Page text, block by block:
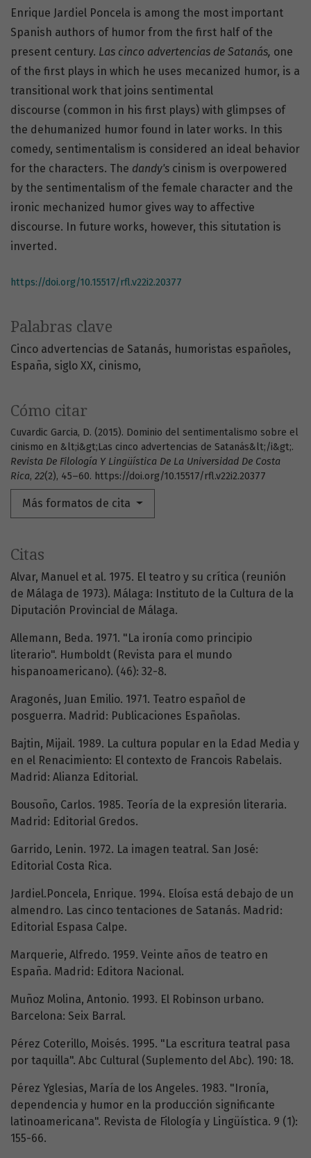
Palabras clave
Cinco advertencias de Satanás
humoristas españoles
España siglo XX cinismo
Cómo citar
Cuvardic Garcia, D. (2015). Dominio del sentimentalismo sobre el
cinismo en &lt;i&gt;Las cinco advertencias de Satanás&lt;/i&gt;.
Revista De Filología Y Lingüística De La Universidad De Costa
Rica, 22(2), 45–60. https://doi.org/10.15517/rfl.v22i2.20377
Más formatos de cita
Enrique Jardiel Poncela is among the most important
Spanish authors of humor from the first half of the
present century. Las cinco advertencias de Satanás, one
of the first plays in which he uses mecanized humor, is a
transitional work that joins sentimental
discourse (common in his first plays) with glimpses of
the dehumanized humor found in later works. In this
comedy, sentimentalism is considered an ideal behavior
for the characters. The dandy's cinism is overpowered
by the sentimentalism of the female character and the
ironic mechanized humor gives way to affective
discourse. In future works, however, this situtation is
inverted.
https://doi.org/10.15517/rfl.v22i2.20377
Citas
Alvar, Manuel et al. 1975. El teatro y su crítica (reunión
de Málaga de 1973). Málaga: Instituto de la Cultura de la
Diputación Provincial de Málaga.
Allemann, Beda. 1971. "La ironía como principio
literario". Humboldt (Revista para el mundo
hispanoamericano). (46): 32-8.
Aragonés, Juan Emilio. 1971. Teatro español de
posguerra. Madrid: Publicaciones Españolas.
Bajtin, Mijail. 1989. La cultura popular en la Edad Media y
en el Renacimiento: El contexto de Francois Rabelais.
Madrid: Alianza Editorial.
Bousoño, Carlos. 1985. Teoría de la expresión literaria.
Madrid: Editorial Gredos.
Garrido, Lenin. 1972. La imagen teatral. San José:
Editorial Costa Rica.
Jardiel.Poncela, Enrique. 1994. Eloísa está debajo de un
almendro. Las cinco tentaciones de Satanás. Madrid:
Editorial Espasa Calpe.
Marquerie, Alfredo. 1959. Veinte años de teatro en
España. Madrid: Editora Nacional.
Muñoz Molina, Antonio. 1993. El Robinson urbano.
Barcelona: Seix Barral.
Pérez Coterillo, Moisés. 1995. "La escritura teatral pasa
por taquilla". Abc Cultural (Suplemento del Abc). 190: 18.
Pérez Yglesias, María de los Angeles. 1983. "Ironía,
dependencia y humor en la producción significante
latinoamericana". Revista de Filología y Lingüística. 9 (1):
155-66.